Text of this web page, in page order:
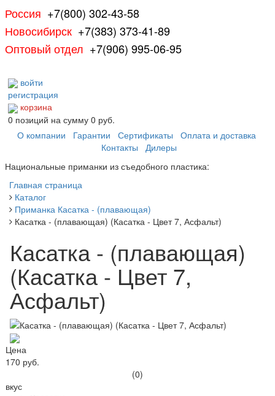
Россия +7(800) 302-43-58
Новосибирск +7(383) 373-41-89
Оптовый отдел +7(906) 995-06-95
войти
регистрация
корзина
0 позиций на сумму 0 руб.
О компании
Гарантии Сертификаты
Оплата и доставка
Контакты
Дилеры
Национальные приманки из съедобного пластика:
Главная страница
Каталог
Приманка Касатка - (плавающая)
Касатка - (плавающая) (Касатка - Цвет 7, Асфальт)
Касатка - (плавающая)
(Касатка - Цвет 7,
Асфальт)
Цена
170 руб.
(0)
вкус